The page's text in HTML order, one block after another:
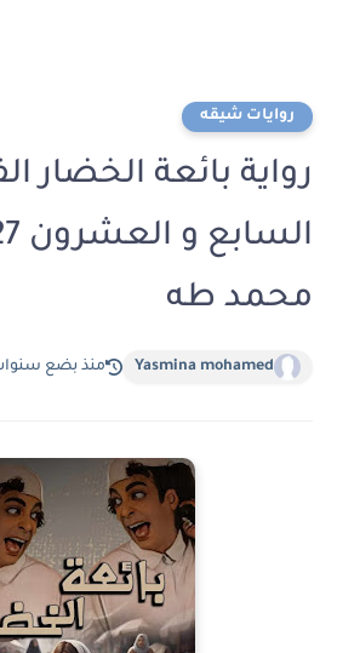
روايات شيقه
رواية بائعة الخضار
محمد طه
Yasmina mohamed منذ بضع